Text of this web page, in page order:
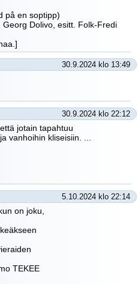
på en soptipp)
Dolivo, esitt. Folk-Fredi
30.9.2024 klo 13:49
30.9.2024 klo 22:12
jotain tapahtuu
vanhoihin kliseisiin. ...
5.10.2024 klo 22:14
on joku,
TEKEE